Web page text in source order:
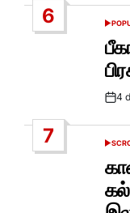
6
IN
Post
4
7